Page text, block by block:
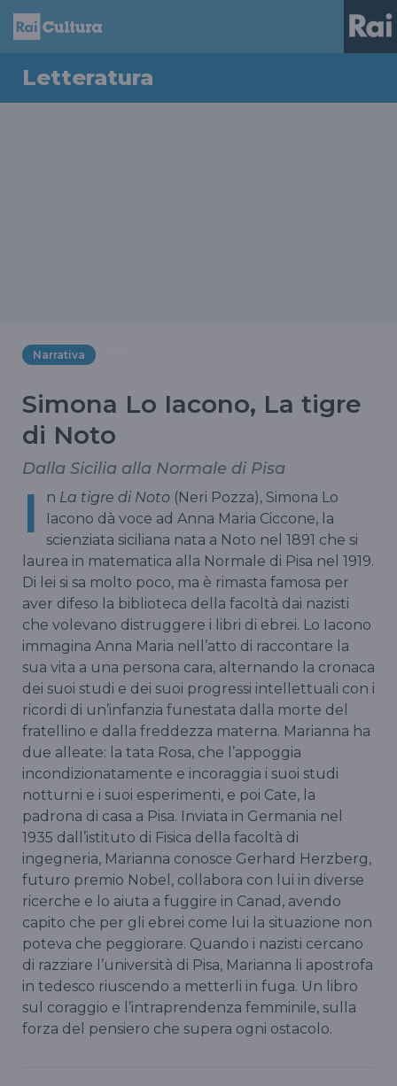
Letteratura
Narrativa
Simona Lo Iacono, La tigre
di Noto
Dalla Sicilia alla Normale di Pisa
I n La tigre di Noto (Neri Pozza), Simona Lo
Iacono dà voce ad Anna Maria Ciccone, la
scienziata siciliana nata a Noto nel 1891 che si
laurea in matematica alla Normale di Pisa nel 1919.
Di lei si sa molto poco, ma è rimasta famosa per
aver difeso la biblioteca della facoltà dai nazisti
che volevano distruggere i libri di ebrei. Lo Iacono
immagina Anna Maria nell’atto di raccontare la
sua vita a una persona cara, alternando la cronaca
dei suoi studi e dei suoi progressi intellettuali con i
ricordi di un’infanzia funestata dalla morte del
fratellino e dalla freddezza materna. Marianna ha
due alleate: la tata Rosa, che l’appoggia
incondizionatamente e incoraggia i suoi studi
notturni e i suoi esperimenti, e poi Cate, la
padrona di casa a Pisa. Inviata in Germania nel
1935 dall’istituto di Fisica della facoltà di
ingegneria, Marianna conosce Gerhard Herzberg,
futuro premio Nobel, collabora con lui in diverse
ricerche e lo aiuta a fuggire in Canad, avendo
capito che per gli ebrei come lui la situazione non
poteva che peggiorare. Quando i nazisti cercano
di razziare l’università di Pisa, Marianna li apostrofa
in tedesco riuscendo a metterli in fuga. Un libro
sul coraggio e l’intraprendenza femminile, sulla
forza del pensiero che supera ogni ostacolo.